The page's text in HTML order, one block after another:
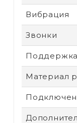
Вибрация
Звонки
Материал